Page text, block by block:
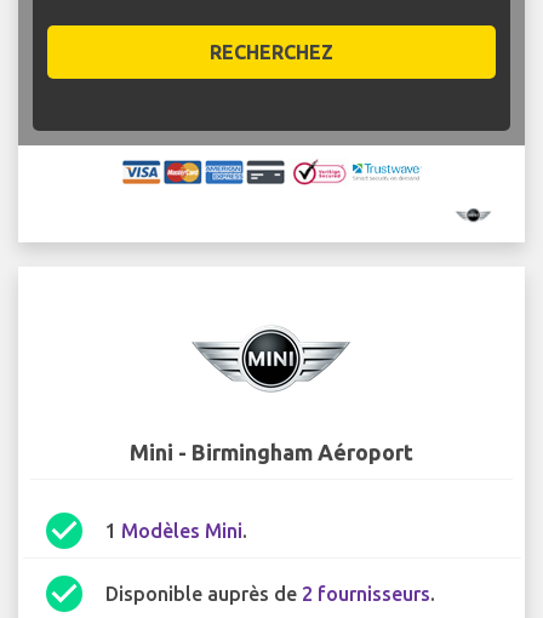
RECHERCHEZ
Mini - Birmingham Aéroport
check_circle 1 Modèles Mini.
check_circle Disponible auprès de 2 fournisseurs.